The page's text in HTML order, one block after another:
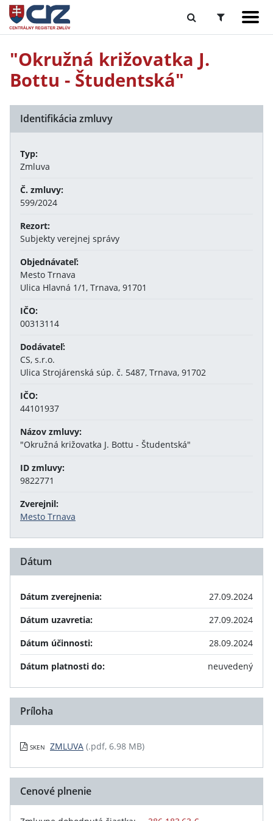
"Okružná križovatka J.
Bottu - Študentská"
Identifikácia zmluvy
Typ:
Zmluva
Č. zmluvy:
599/2024
Rezort:
Subjekty verejnej správy
Objednávateľ:
Mesto Trnava
Ulica Hlavná 1/1, Trnava, 91701
IČO:
00313114
Dodávateľ:
CS, s.r.o.
Ulica Strojárenská súp. č. 5487, Trnava, 91702
IČO:
44101937
Názov zmluvy:
"Okružná križovatka J. Bottu - Študentská"
ID zmluvy:
9822771
Zverejnil:
Mesto Trnava
Dátum
Dátum zverejnenia:
27.09.2024
Dátum uzavretia:
27.09.2024
Dátum účinnosti:
28.09.2024
Dátum platnosti do:
neuvedený
Príloha
SKEN ZMLUVA (.pdf, 6.98 MB)
Cenové plnenie